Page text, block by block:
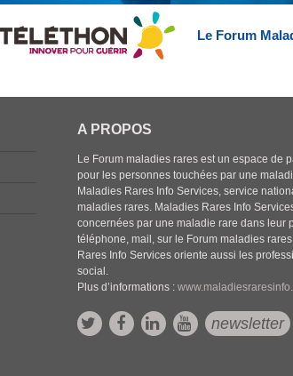
Le Forum
A PROPOS
Le Forum maladies rares est un espace de
pour les personnes touchées par une
Maladies Rares Info Services, service
maladies rares. Maladies Rares Info
concernées par une maladie rare dans leur
téléphone, mail, sur le Forum maladies
Rares Info Services oriente aussi les
social.
Plus d’informations :
newsletter